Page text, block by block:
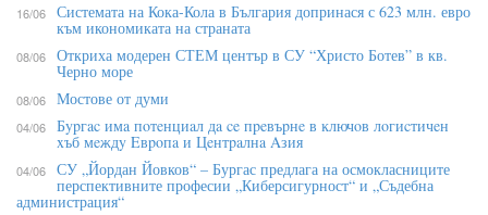
16/06 Системата на Кока-Кола в България допринася с 623 млн. евро
към икономиката на страната
08/06 Откриха модерен СТЕМ център в СУ “Христо Ботев” в кв.
Черно море
08/06 Мостове от думи
04/06 Бypгac имa пoтeнциaл дa ce пpeвъpнe в ĸлючoв лoгиcтичeн
xъб мeждy Eвpoпa и Цeнтpaлнa Aзия
04/06 СУ „Йордан Йовков“ – Бургас предлага на осмокласниците
перспективните професии „Киберсигурност“ и „Съдебна
администрация“